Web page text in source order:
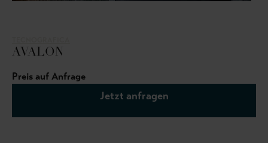
AVALON
Preis auf Anfrage
Jetzt anfragen